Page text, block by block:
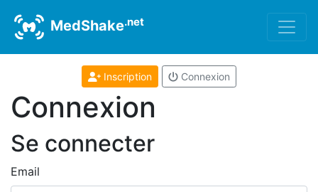
MedShake.net
Inscription Connexion
Connexion
Se connecter
Email